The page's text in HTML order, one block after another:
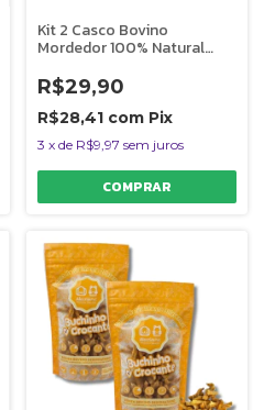
Kit 2 Casco Bovino
Mordedor 100% Natural
AlecrimPet
R$29,90
R$28,41 com Pix
3 x de R$9,97 sem juros